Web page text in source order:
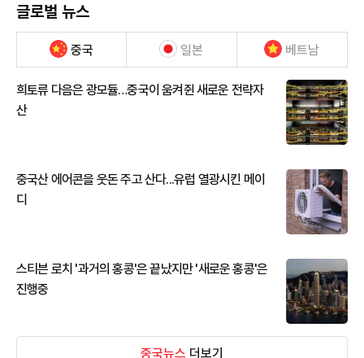
글로벌 뉴스
중국 일본 베트남
희토류 다음은 광모듈…중국이 움켜쥔 새로운 전략자
산
중국산 에어콘을 웃돈 주고 산다...유럽 열광시킨 메이
디
스티븐 로치 '과거의 홍콩'은 끝났지만 '새로운 홍콩'은
진행중
중국뉴스 더보기